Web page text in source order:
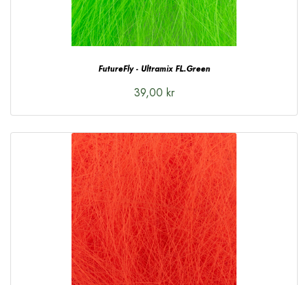
FutureFly - Ultramix FL.Green
39,00 kr